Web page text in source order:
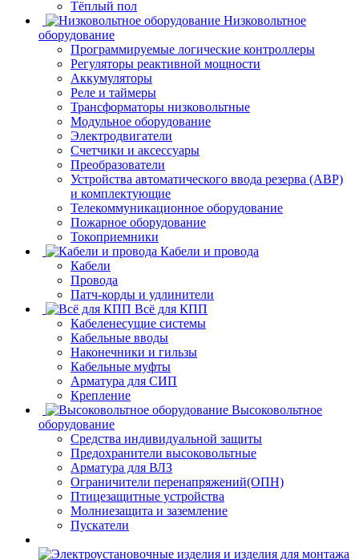
Тёплый пол
Низковольтное
оборудование
Программируемые логические контроллеры
Регуляторы реактивной мощности
Аккумуляторы
Реле и таймеры
Трансформаторы низковольтные
Модульное оборудование
Электродвигатели
Счетчики и аксессуары
Преобразователи
Устройства автоматического ввода резерва (АВР)
и комплектующие
Телекоммуникационное оборудование
Пожарное оборудование
Токоприемники
Кабели и провода
Кабели
Провода
Патч-корды и удлинители
Всё для КПП
Кабеленесущие системы
Кабельные вводы
Наконечники и гильзы
Кабельные муфты
Арматура для СИП
Крепление
Высоковольтное
оборудование
Средства индивидуальной защиты
Предохранители высоковольтные
Арматура для ВЛЗ
Ограничители перенапряжений(ОПН)
Птицезащитные устройства
Молниезащита и заземление
Пускатели